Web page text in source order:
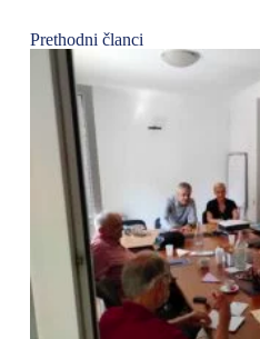
Prethodni članci